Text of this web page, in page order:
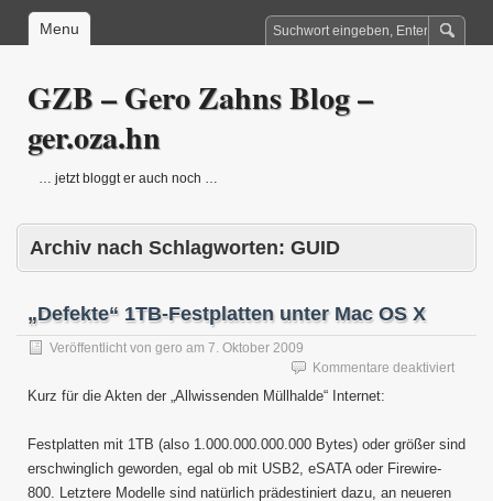
Menu
GZB – Gero Zahns Blog –
ger.oza.hn
… jetzt bloggt er auch noch …
Archiv nach Schlagworten: GUID
„Defekte“ 1TB-Festplatten unter Mac OS X
Veröffentlicht von gero am 7. Oktober 2009
Kommentare deaktiviertfür
unter
Kurz für die Akten der „Allwissenden Müllhalde“ Internet:
Festplatten mit 1TB (also 1.000.000.000.000 Bytes) oder größer sind
erschwinglich geworden, egal ob mit USB2, eSATA oder Firewire-
800. Letztere Modelle sind natürlich prädestiniert dazu, an neueren